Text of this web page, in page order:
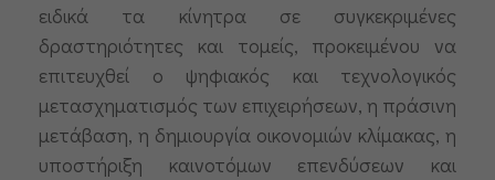
ειδικά τα κίνητρα σε συγκεκριμένες
δραστηριότητες και τομείς, προκειμένου να
επιτευχθεί ο ψηφιακός και τεχνολογικός
μετασχηματισμός των επιχειρήσεων, η πράσινη
μετάβαση, η δημιουργία οικονομιών κλίμακας, η
υποστήριξη καινοτόμων επενδύσεων και